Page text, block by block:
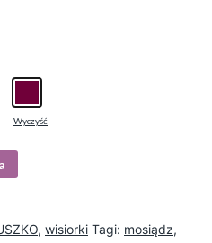
Wyczyść
, wisiorki Tagi: mosiądz,